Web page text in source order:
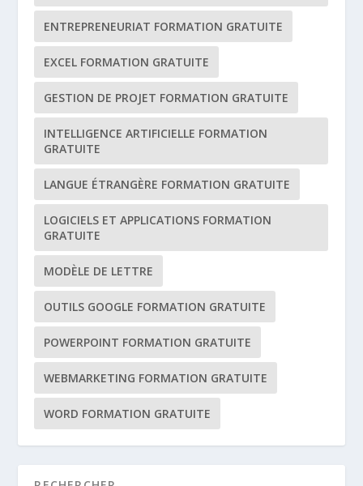
ENTREPRENEURIAT FORMATION GRATUITE
EXCEL FORMATION GRATUITE
GESTION DE PROJET FORMATION GRATUITE
INTELLIGENCE ARTIFICIELLE FORMATION
GRATUITE
LANGUE ÉTRANGÈRE FORMATION GRATUITE
LOGICIELS ET APPLICATIONS FORMATION
GRATUITE
MODÈLE DE LETTRE
OUTILS GOOGLE FORMATION GRATUITE
POWERPOINT FORMATION GRATUITE
WEBMARKETING FORMATION GRATUITE
WORD FORMATION GRATUITE